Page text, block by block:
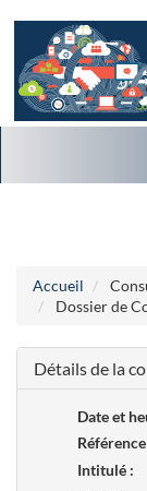
Accueil
Dossier de
Détails de la
Date et
Intitulé :